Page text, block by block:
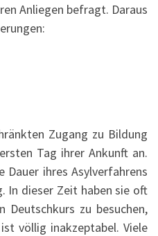
Anliegen befragt. Daraus
Zugang zu Bildung
Tag ihrer Ankunft an.
ihres Asylverfahrens
In dieser Zeit haben sie oft
Deutschkurs zu besuchen,
völlig inakzeptabel. Viele